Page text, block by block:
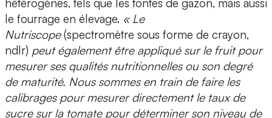
le fourrage en élevage. « Le
Nutriscope(spectromètre sous forme de crayon,
ndlr) peut également être appliqué sur le fruit pour
mesurer ses qualités nutritionnelles ou son degré
de maturité. Nous sommes en train de faire les
calibrages pourmesurer directement le taux de
sucresur la tomate pour déterminer son niveau de